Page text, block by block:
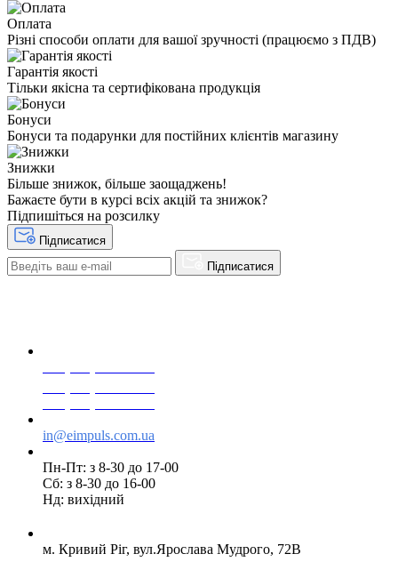
Оплата
Різні способи оплати для вашої зручності (працюємо з ПДВ)
Гарантія якості
Тільки якісна та сертифікована продукція
Бонуси
Бонуси та подарунки для постійних клієнтів магазину
Знижки
Більше знижок, більше заощаджень!
Бажаєте бути в курсі всіх акцій та знижок?
Підпишіться на розсилку
Підписатися
Підписатися
in@eimpuls.com.ua
Пн-Пт: з 8-30 до 17-00
Сб: з 8-30 до 16-00
Нд: вихідний
м. Кривий Ріг, вул.Ярослава Мудрого, 72В